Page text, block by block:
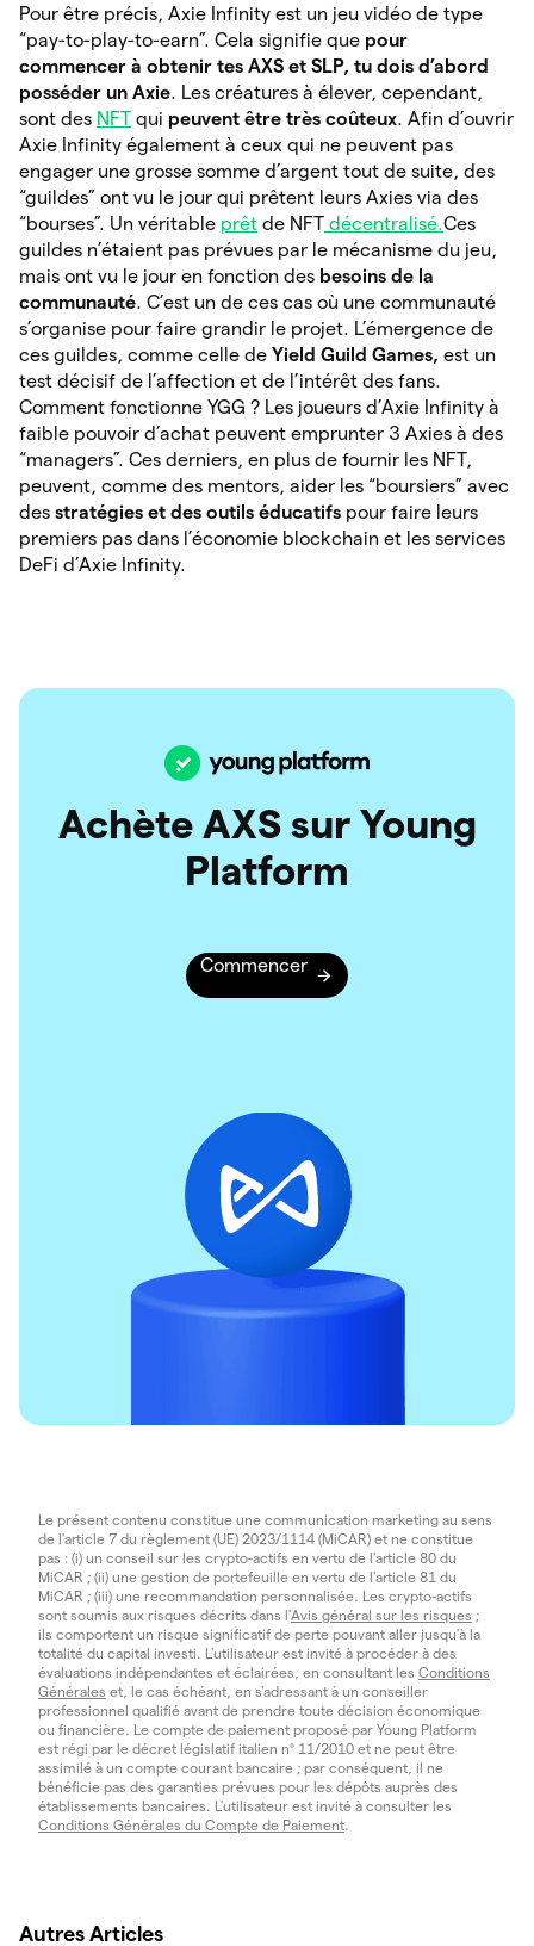
Pour être précis, Axie Infinity est un jeu vidéo de type
“pay-to-play-to-earn”. Cela signifie que pour
commencer à obtenir tes AXS et SLP, tu dois d’abord
posséder un Axie. Les créatures à élever, cependant,
sont des NFT qui peuvent être très coûteux. Afin d’ouvrir
Axie Infinity également à ceux qui ne peuvent pas
engager une grosse somme d’argent tout de suite, des
“guildes” ont vu le jour qui prêtent leurs Axies via des
“bourses”. Un véritable prêt de NFT décentralisé.Ces
guildes n’étaient pas prévues par le mécanisme du jeu,
mais ont vu le jour en fonction des besoins de la
communauté. C’est un de ces cas où une communauté
s’organise pour faire grandir le projet. L’émergence de
ces guildes, comme celle de Yield Guild Games, est un
test décisif de l’affection et de l’intérêt des fans.
Comment fonctionne YGG ? Les joueurs d’Axie Infinity à
faible pouvoir d’achat peuvent emprunter 3 Axies à des
“managers”. Ces derniers, en plus de fournir les NFT,
peuvent, comme des mentors, aider les “boursiers” avec
des stratégies et des outils éducatifs pour faire leurs
premiers pas dans l’économie blockchain et les services
DeFi d’Axie Infinity.
Achète AXS sur Young
Platform
Commencer
Le présent contenu constitue une communication marketing au sens
de l'article 7 du règlement (UE) 2023/1114 (MiCAR) et ne constitue
pas : (i) un conseil sur les crypto-actifs en vertu de l'article 80 du
MiCAR ; (ii) une gestion de portefeuille en vertu de l'article 81 du
MiCAR ; (iii) une recommandation personnalisée. Les crypto-actifs
sont soumis aux risques décrits dans l'Avis général sur les risques ;
ils comportent un risque significatif de perte pouvant aller jusqu'à la
totalité du capital investi. L'utilisateur est invité à procéder à des
évaluations indépendantes et éclairées, en consultant les Conditions
Générales et, le cas échéant, en s'adressant à un conseiller
professionnel qualifié avant de prendre toute décision économique
ou financière. Le compte de paiement proposé par Young Platform
est régi par le décret législatif italien n° 11/2010 et ne peut être
assimilé à un compte courant bancaire ; par conséquent, il ne
bénéficie pas des garanties prévues pour les dépôts auprès des
établissements bancaires. L'utilisateur est invité à consulter les
Conditions Générales du Compte de Paiement.
Autres Articles